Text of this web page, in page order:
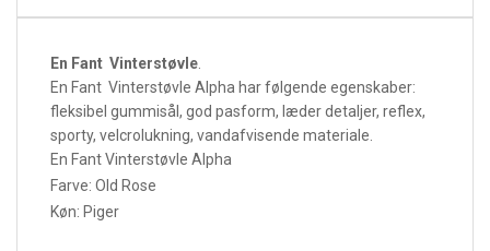
En Fant Vinterstøvle.
En Fant Vinterstøvle Alpha har følgende egenskaber:
fleksibel gummisål, god pasform, læder detaljer, reflex,
sporty, velcrolukning, vandafvisende materiale.
En Fant Vinterstøvle Alpha
Farve: Old Rose
Køn: Piger